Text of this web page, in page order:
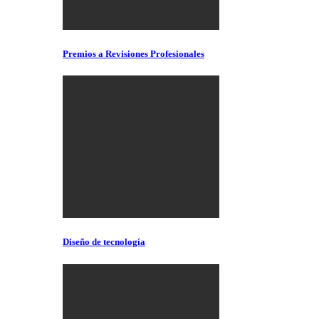
Premios a Revisiones Profesionales
Diseño de tecnología